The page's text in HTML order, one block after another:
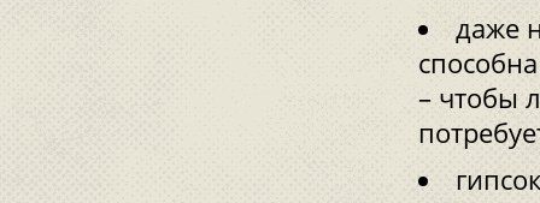
даже
– чтобы